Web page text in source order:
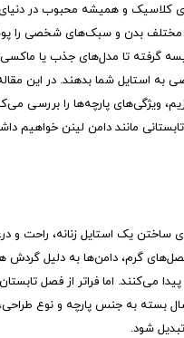
کلاسیک و همیشه محبوب در
مختلف بدن و سبک‌های شخصی
گرفته تا مدل‌های جذب یا
به استایل شما بدهند. در این
ویژگی‌های پارچه‌ها را بررسی
مانند دامن لینن خواهیم
ساختن یک استایل زنانه، راحت
گرم، دامن‌ها به دلیل گردش
می‌کنند. اما فراتر از فصل
بسته به جنس پارچه و نوع
شود.